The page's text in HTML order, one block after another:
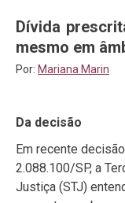
Dívida
mesmo em
Por: Mariana Marin
Da decisão
Em recente
2.088.100/SP, a
Justiça (STJ)